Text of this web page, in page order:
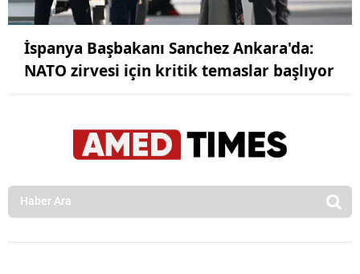
İspanya Başbakanı Sanchez Ankara'da:
NATO zirvesi için kritik temaslar başlıyor